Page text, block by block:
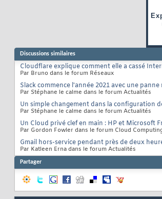
Discussions similaires
Cloudflare explique comment elle a cassé
Par Bruno dans le forum Réseaux
Slack commence l'année 2021 avec une
Par Stéphane le calme dans le forum Actualités
Un simple changement dans la configuration
Par Stéphane le calme dans le forum Actualités
Un Cloud privé clef en main : HP et Microsoft
Par Gordon Fowler dans le forum Cloud
Gmail hors-service pendant près de deux
Par Katleen Erna dans le forum Actualités
Partager